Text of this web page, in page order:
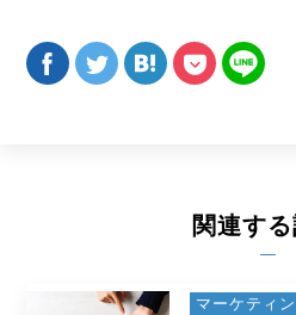
関連す
マーケティ